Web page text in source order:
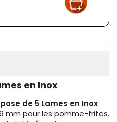
en Inox
de 5 Lames en Inox
mm pour les pomme-frites.